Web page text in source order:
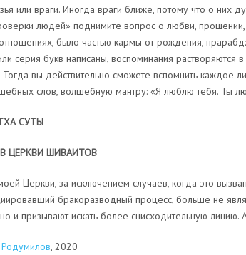
или враги. Иногда враги ближе, потому что о них
людей» поднимите вопрос о любви, прощении,
было частью кармы от рождения,
серия букв написаны, воспоминания растворяются
вы действительно сможете вспомнить каждое
слов, волшебную мантру: «Я люблю тебя. Ты
СУТЫ
ЦЕРКВИ ШИВАИТОВ
Церкви, за исключением случаев, когда это
бракоразводный процесс, больше не
и призывают искать более снисходительную
, 2020